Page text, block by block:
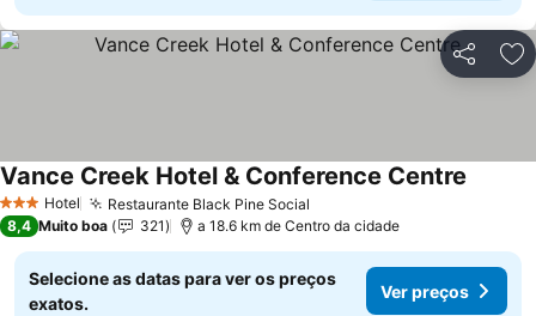
Partilhar
3 EstrelasHotel Restaurante Black Pine Social
Vance Creek Hotel & Conference Centre
8,4 Muito boa 321 a 18.6 km de Centro da cidade
Selecione as datas para ver os preços
exatos.
Ver preços